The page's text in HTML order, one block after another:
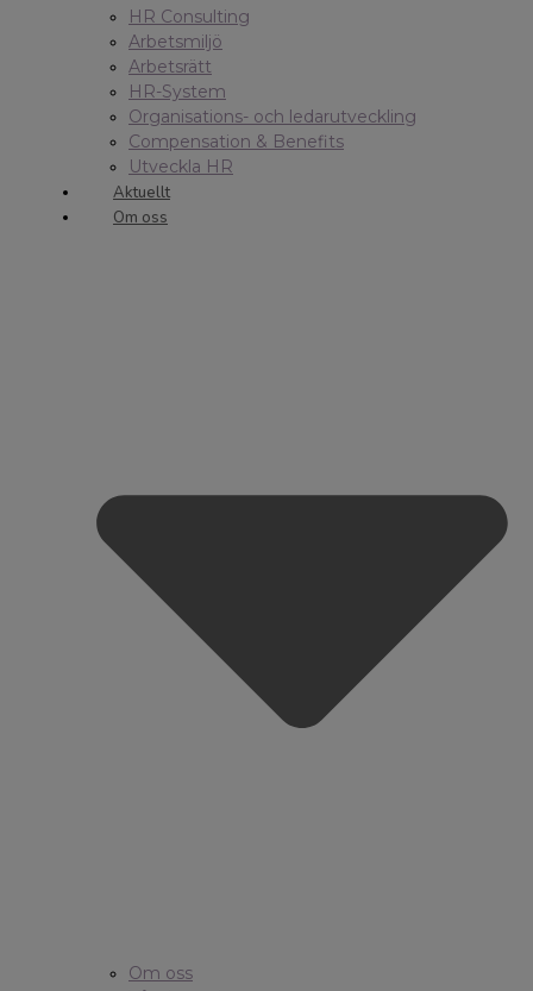
HR Consulting
Arbetsmiljö
Arbetsrätt
HR-System
Organisations- och ledarutveckling
Compensation & Benefits
Utveckla HR
Aktuellt
Om oss
Om oss